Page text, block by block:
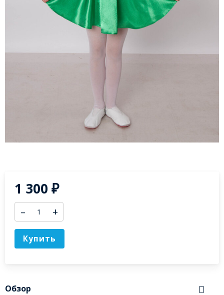
1 300₽
– +
Купить
Обзор